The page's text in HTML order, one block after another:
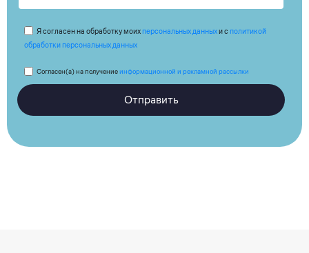
Я согласен на обработку моих персональных данныхи с политикой
обработки персональных данных
Согласен(а) на получениеинформационной и рекламной рассылки
Отправить